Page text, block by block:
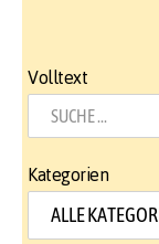
Volltext
Kategorien